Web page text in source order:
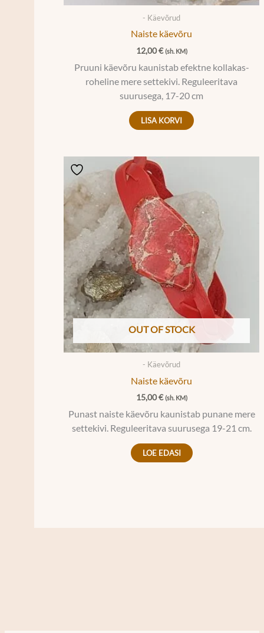
- Käevõrud
Naiste käevõru
12,00€ (sh. KM)
Pruuni käevõru kaunistab efektne kollakas-
roheline mere settekivi. Reguleeritava
suurusega, 17-20 cm
LISA KORVI
OUT OF STOCK
- Käevõrud
Naiste käevõru
15,00€ (sh. KM)
Punast naiste käevõru kaunistab punane mere
settekivi. Reguleeritava suurusega 19-21 cm.
LOE EDASI